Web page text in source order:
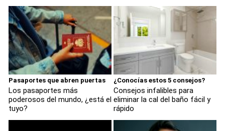
Pasaportes que abren puertas
Los pasaportes más
poderosos del mundo, ¿está el
tuyo?
¿Conocías estos 5 consejos?
Consejos infalibles para
eliminar la cal del baño fácil y
rápido